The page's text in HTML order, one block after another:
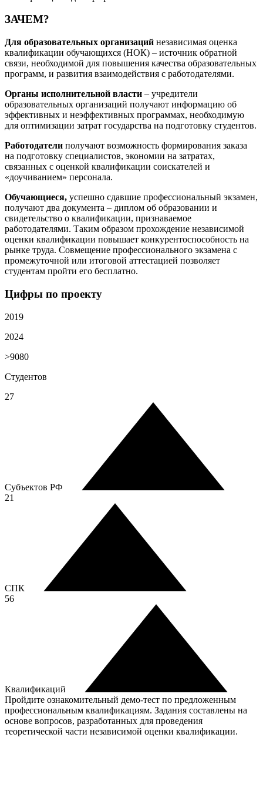
ЗАЧЕМ?
Для образовательных организаций независимая оценка
квалификации обучающихся (НОК) – источник обратной
связи, необходимой для повышения качества образовательных
программ, и развития взаимодействия с работодателями.
Органы исполнительной власти – учредители
образовательных организаций получают информацию об
эффективных и неэффективных программах, необходимую
для оптимизации затрат государства на подготовку студентов.
Работодатели получают возможность формирования заказа
на подготовку специалистов, экономии на затратах,
связанных с оценкой квалификации соискателей и
«доучиванием» персонала.
Обучающиеся, успешно сдавшие профессиональный экзамен,
получают два документа – диплом об образовании и
свидетельство о квалификации, признаваемое
работодателями. Таким образом прохождение независимой
оценки квалификации повышает конкурентоспособность на
рынке труда. Совмещение профессионального экзамена с
промежуточной или итоговой аттестацией позволяет
студентам пройти его бесплатно.
Цифры по проекту
2019
2024
>9080
Студентов
27
Субъектов РФ
21
СПК
56
Квалификаций
Пройдите ознакомительный демо-тест по предложенным
профессиональным квалификациям. Задания составлены на
основе вопросов, разработанных для проведения
теоретической части независимой оценки квалификации.